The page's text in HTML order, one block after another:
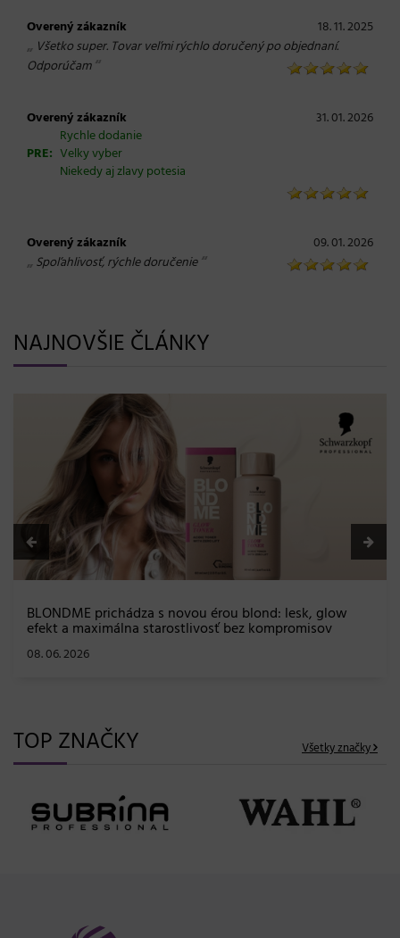
Overený zákazník 18. 11. 2025
„ Všetko super. Tovar veľmi rýchlo doručený po objednaní.
Odporúčam“
Overený zákazník
31. 01. 2026
PRE:
Rychle dodanie
Velky vyber
Niekedy aj zlavy potesia
Overený zákazník 09. 01. 2026
„ Spoľahlivosť, rýchle doručenie“
NAJNOVŠIE ČLÁNKY
BLONDME prichádza s novou érou blond: lesk, glow
efekt a maximálna starostlivosť bez kompromisov
08. 06. 2026
TOP ZNAČKY Všetky značky